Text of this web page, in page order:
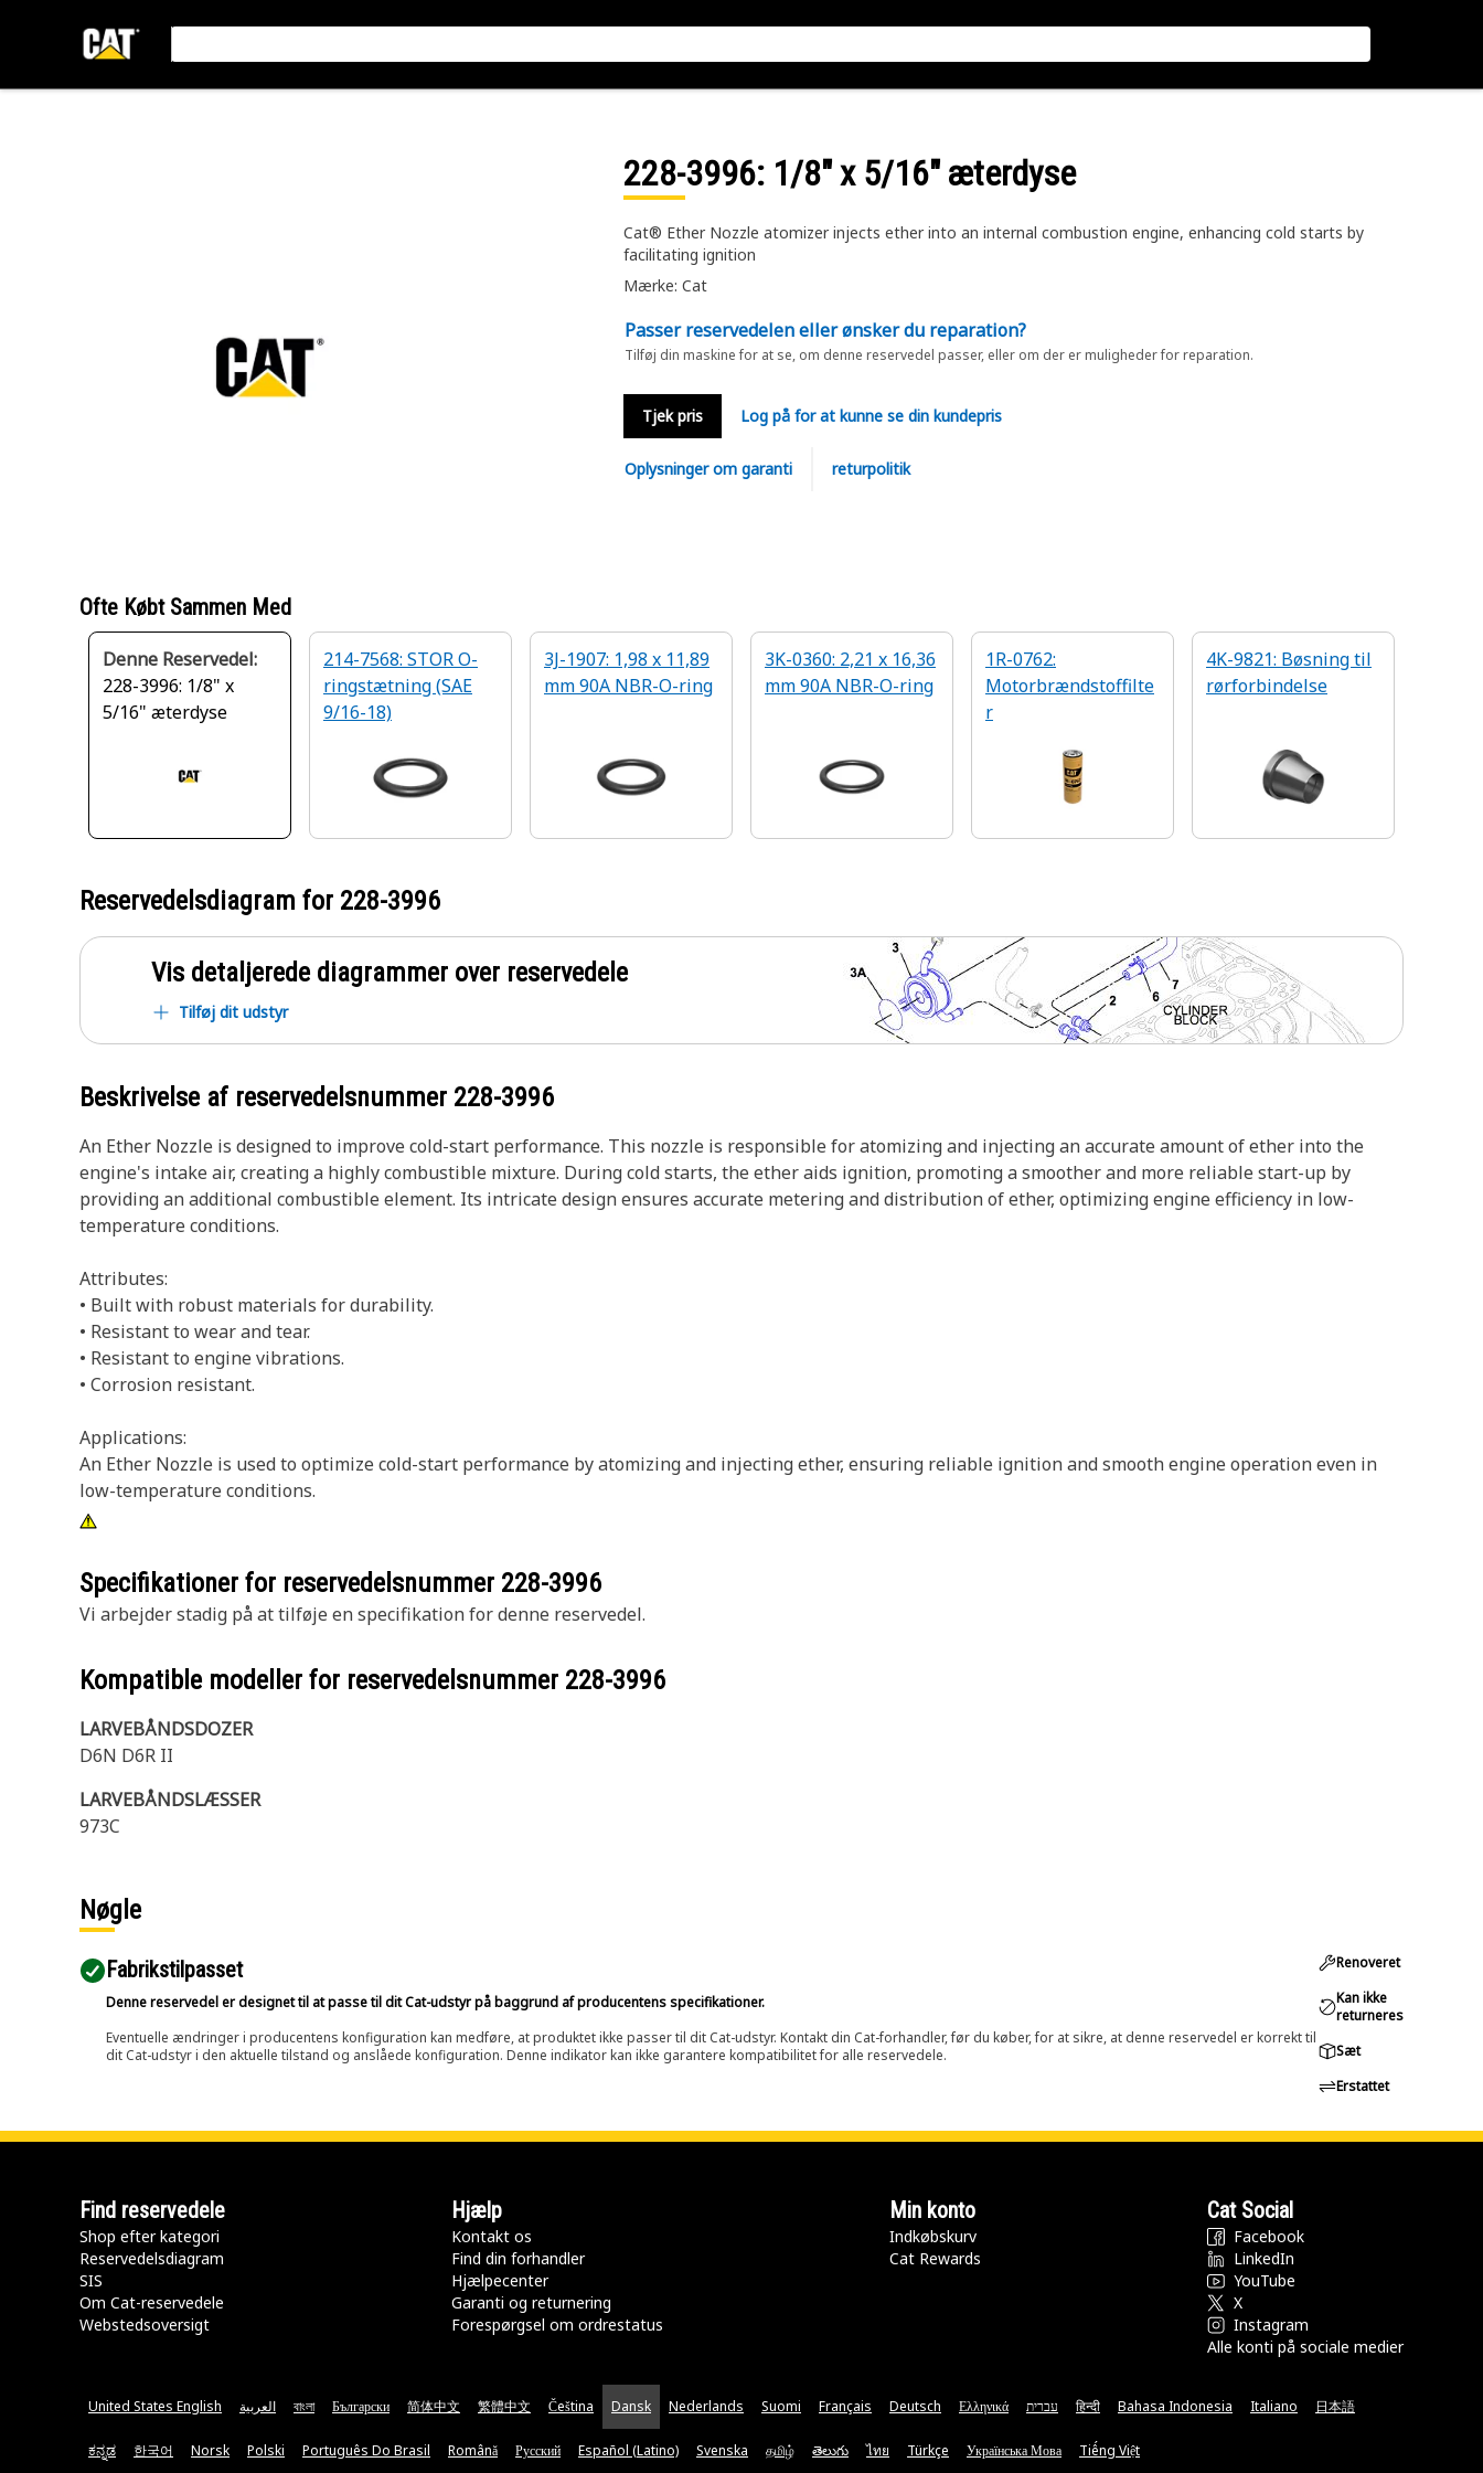
228-3996: 1/8" x 5/16" æterdyse
Cat® Ether Nozzle atomizer injects ether into an internal combustion engine, enhancing cold starts by
facilitating ignition
Mærke: Cat
Passer reservedelen eller ønsker du reparation?
Tilføj din maskine for at se, om denne reservedel passer, eller om der er muligheder for reparation.
Tjek pris Log på for at kunne se din kundepris
Oplysninger om garanti returpolitik
Ofte Købt Sammen Med
Denne Reservedel:
228-3996: 1/8" x
5/16" æterdyse
214-7568: STOR O-
ringstætning (SAE
9/16-18)
3J-1907: 1,98 x 11,89
mm 90A NBR-O-ring
3K-0360: 2,21 x 16,36
mm 90A NBR-O-ring
1R-0762:
Motorbrændstoffilte
r
4K-9821: Bøsning til
rørforbindelse
Reservedelsdiagram for 228-3996
Vis detaljerede diagrammer over reservedele
Tilføj dit udstyr
Beskrivelse af reservedelsnummer 228-3996
An Ether Nozzle is designed to improve cold-start performance. This nozzle is responsible for atomizing and injecting an accurate amount of ether into the
engine's intake air, creating a highly combustible mixture. During cold starts, the ether aids ignition, promoting a smoother and more reliable start-up by
providing an additional combustible element. Its intricate design ensures accurate metering and distribution of ether, optimizing engine efficiency in low-
temperature conditions.
Attributes:
• Built with robust materials for durability.
• Resistant to wear and tear.
• Resistant to engine vibrations.
• Corrosion resistant.
Applications:
An Ether Nozzle is used to optimize cold-start performance by atomizing and injecting ether, ensuring reliable ignition and smooth engine operation even in
low-temperature conditions.
Specifikationer for reservedelsnummer 228-3996
Vi arbejder stadig på at tilføje en specifikation for denne reservedel.
Kompatible modeller for reservedelsnummer 228-3996
LARVEBÅNDSDOZER
D6N D6R II
LARVEBÅNDSLÆSSER
973C
Nøgle
Fabrikstilpasset
Denne reservedel er designet til at passe til dit Cat-udstyr på baggrund af producentens specifikationer.
Eventuelle ændringer i producentens konfiguration kan medføre, at produktet ikke passer til dit Cat-udstyr. Kontakt din Cat-forhandler, før du køber, for at sikre, at denne reservedel er korrekt til
dit Cat-udstyr i den aktuelle tilstand og anslåede konfiguration. Denne indikator kan ikke garantere kompatibilitet for alle reservedele.
Renoveret
Kan ikke
returneres
Sæt
Erstattet
Find reservedele
Shop efter kategori
Reservedelsdiagram
SIS
Om Cat-reservedele
Webstedsoversigt
Hjælp
Kontakt os
Find din forhandler
Hjælpecenter
Garanti og returnering
Forespørgsel om ordrestatus
Min konto
Indkøbskurv
Cat Rewards
Cat Social
Facebook
LinkedIn
YouTube
X
Instagram
Alle konti på sociale medier
United States English العربية বাংলা Български 简体中文 繁體中文 Čeština Dansk Nederlands Suomi Français Deutsch Ελληνικά עברית हिन्दी Bahasa Indonesia Italiano 日本語
ಕನ್ನಡ 한국어 Norsk Polski Português Do Brasil Română Русский Español (Latino) Svenska தமிழ் తెలుగు ไทย Türkçe Українська Мова Tiếng Việt